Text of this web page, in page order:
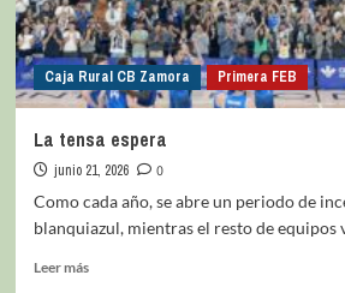
Caja Rural CB Zamora Primera FEB
La tensa espera
junio 21, 2026
0
Como cada año, se abre un periodo de
blanquiazul, mientras el resto de equipos
Leer más